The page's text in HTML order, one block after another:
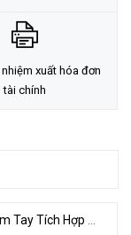
bạn chụp được
xuất hóa đơn
tài chính
ZTE U60 Pro | Bộ Phát 5G Cầm Tay Tích Hợp Công Nghệ WiFi 7, Pin 10000mAh